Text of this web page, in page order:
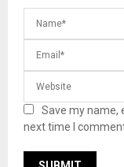
Save my name,
next time I